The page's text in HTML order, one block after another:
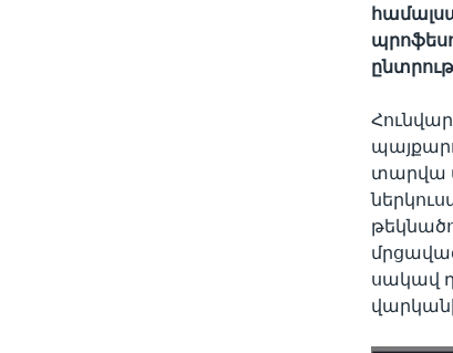
տարվա
սակավ